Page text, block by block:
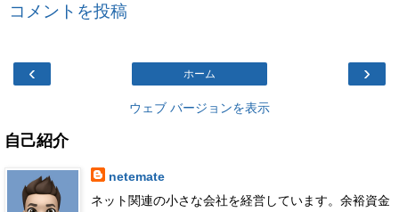
コメントを投稿
‹ ›
ホーム
ウェブ バージョンを表示
自己紹介
netemate
ネット関連の小さな会社を経営しています。余裕資金